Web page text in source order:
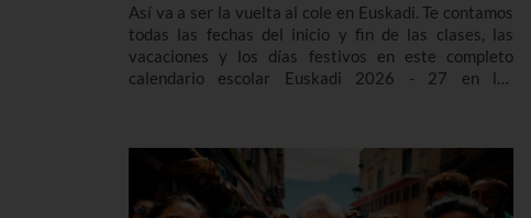
Así va a ser la vuelta al cole en Euskadi. Te contamos
todas las fechas del inicio y fin de las clases, las
vacaciones y los días festivos en este completo
calendario escolar Euskadi 2026 - 27 en los
Bachillerato y FP.